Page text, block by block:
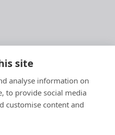
site
analyse information on
to provide social media
customise content and